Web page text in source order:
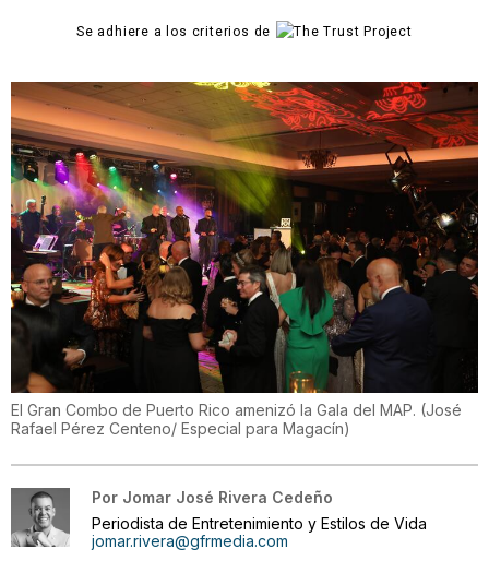
Se adhiere a los criterios de
El Gran Combo de Puerto Rico amenizó la Gala del MAP. (José
Rafael Pérez Centeno/ Especial para Magacín)
Por Jomar José Rivera Cedeño
Periodista de Entretenimiento y Estilos de Vida
jomar.rivera@gfrmedia.com